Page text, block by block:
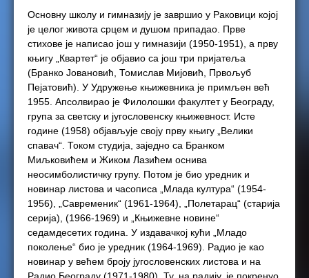
Основну школу и гимназију је завршио у Раковици којој
је целог живота срцем и душом припадао. Прве
стихове је написао још у гимназији (1950-1951), а прву
књигу „Квартет“ је објавио са још три пријатеља
(Бранко Јовановић, Томислав Мијовић, Првољуб
Пејатовић). У Удружење књижевника је примљен већ
1955. Апсолвирао је Филолошки факултет у Београду,
група за светску и југословенску књижевност. Исте
године (1958) објављује своју прву књигу „Велики
спавач“. Током студија, заједно са Бранком
Миљковићем и Жиком Лазићем оснива
неосимболистичку групу. Потом је био уредник и
новинар листова и часописа „Млада култура“ (1954-
1956), „Савременик“ (1961-1964), „Полетарац“ (старија
серија), (1966-1969) и „Књижевне новине“
седамдесетих година. У издавачкој кући „Младо
поколење“ био је уредник (1964-1969). Радио је као
новинар у већем броју југословенских листова и на